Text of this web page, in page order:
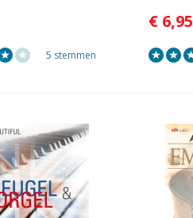
5 stemmen
€ 6,95